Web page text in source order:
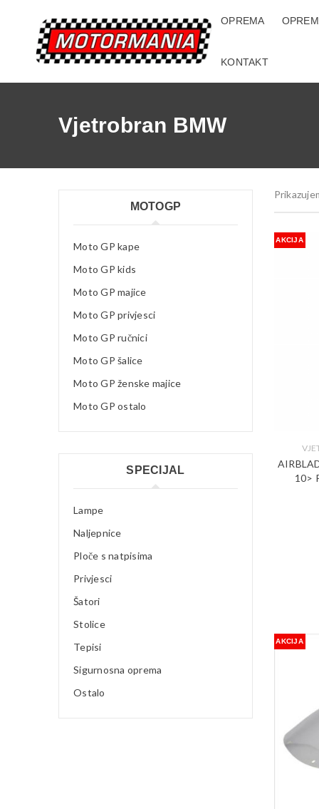
OPREMA
KONTAKT
Vjetrobran BMW
MOTOGP
Moto GP kape
Moto GP kids
Moto GP majice
Moto GP privjesci
Moto GP ručnici
Moto GP šalice
Moto GP ženske majice
Moto GP ostalo
SPECIJAL
Lampe
Naljepnice
Ploče s natpisima
Privjesci
Šatori
Stolice
Tepisi
Sigurnosna oprema
Ostalo
AKCIJA
10>
AKCIJA